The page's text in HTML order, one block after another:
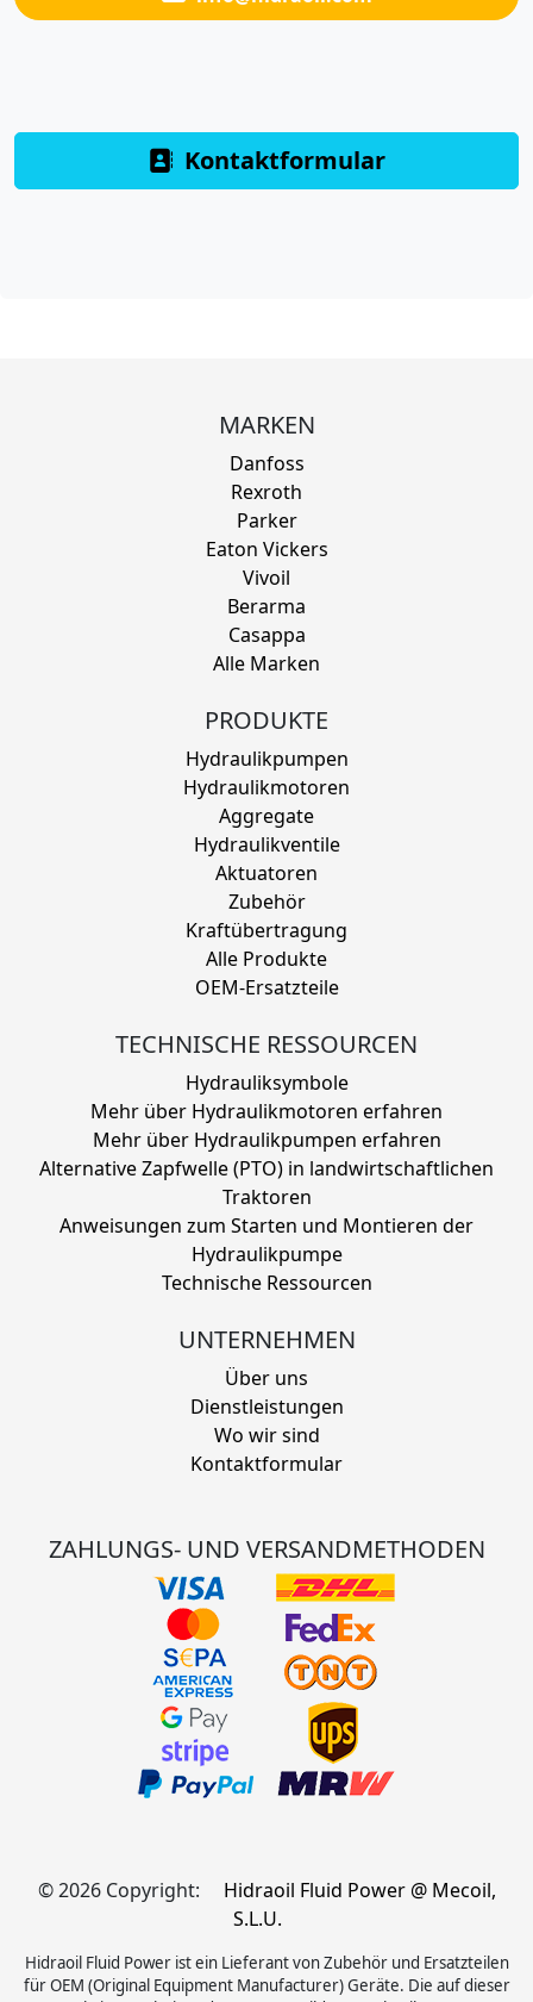
Kontaktformular
MARKEN
Danfoss
Rexroth
Parker
Eaton Vickers
Vivoil
Berarma
Casappa
Alle Marken
PRODUKTE
Hydraulikpumpen
Hydraulikmotoren
Aggregate
Hydraulikventile
Aktuatoren
Zubehör
Kraftübertragung
Alle Produkte
OEM-Ersatzteile
TECHNISCHE RESSOURCEN
Hydrauliksymbole
Mehr über Hydraulikmotoren erfahren
Mehr über Hydraulikpumpen erfahren
Alternative Zapfwelle (PTO) in landwirtschaftlichen
Traktoren
Anweisungen zum Starten und Montieren der
Hydraulikpumpe
Technische Ressourcen
UNTERNEHMEN
Über uns
Dienstleistungen
Wo wir sind
Kontaktformular
ZAHLUNGS- UND VERSANDMETHODEN
© 2026 Copyright:
Hidraoil Fluid Power @ Mecoil,
S.L.U.
Hidraoil Fluid Power ist ein Lieferant von Zubehör und Ersatzteilen
für OEM (Original Equipment Manufacturer) Geräte. Die auf dieser